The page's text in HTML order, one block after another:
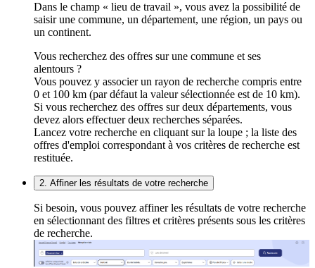
Dans le champ « lieu de travail », vous avez la possibilité de
saisir une commune, un département, une région, un pays ou
un continent.
Vous recherchez des offres sur une commune et ses
alentours ?
Vous pouvez y associer un rayon de recherche compris entre
0 et 100 km (par défaut la valeur sélectionnée est de 10 km).
Si vous recherchez des offres sur deux départements, vous
devez alors effectuer deux recherches séparées.
Lancez votre recherche en cliquant sur la loupe ; la liste des
offres d'emploi correspondant à vos critères de recherche est
restituée.
2. Affiner les résultats de votre recherche
Si besoin, vous pouvez affiner les résultats de votre recherche
en sélectionnant des filtres et critères présents sous les critères
de recherche.